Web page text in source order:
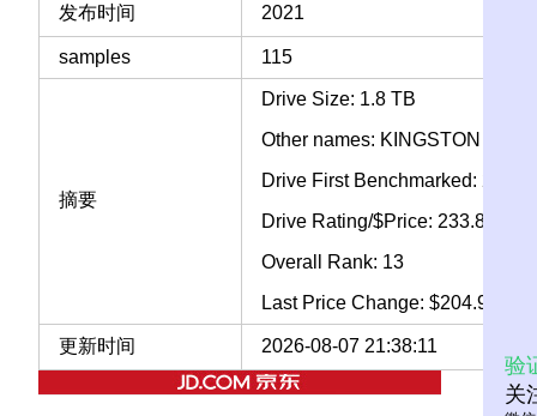
发布时间 2021
samples 115
摘要
Drive Size: 1.8 TB
Other names: KINGSTON
Drive First Benchmarked: 2021-
Drive Rating/$Price: 233.82
Overall Rank: 13
Last Price Change: $204.99
更新时间 2026-08-07 21:38:11
验
关